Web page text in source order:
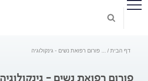
דף הבית פורום רפואת נשים - גינקולוגיה
פורום רפואת נשים - גינקולוגיה